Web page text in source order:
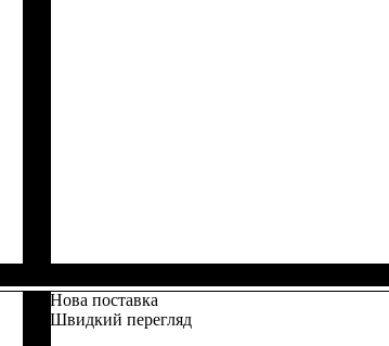
Нова поставка
Швидкий перегляд